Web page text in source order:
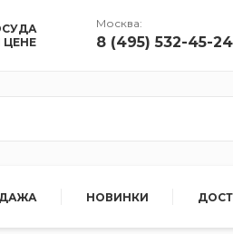
Москва:
8 (495) 532-45-24
НОВИНКИ